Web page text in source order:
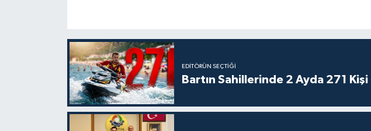
EDITÖRÜN SEÇTIĞI
Bartın Sahillerinde 2 Ayda 271